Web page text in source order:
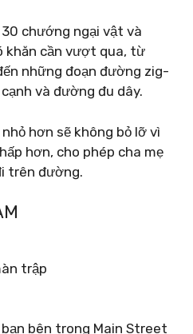
chướng ngại vật và
khăn cần vượt qua, từ
những đoạn đường zig-
và đường đu dây.
hơn sẽ không bỏ lỡ vì
hơn, cho phép cha mẹ
trên đường.
trập
bên trong Main Street